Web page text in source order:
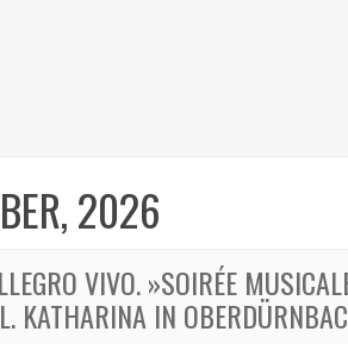
2026
VIVO. »SOIRÉE
KATHARINA IN